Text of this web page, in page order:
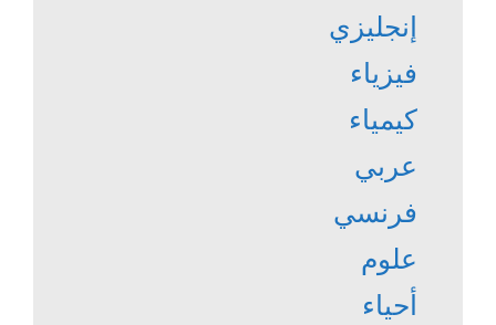
إنجليزي
فيزياء
كيمياء
عربي
فرنسي
علوم
أحياء